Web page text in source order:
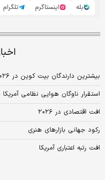
بله
اینستاگرم تلگرام
بیشترین دارندگان بیت کوین در ۲۰۲۶
استقرار ناوگان هوایی نظامی
افت اقتصادی در ۲۰۲۶
رکود جهانی بازارهای هنری
افت رتبه اعتباری آمریکا